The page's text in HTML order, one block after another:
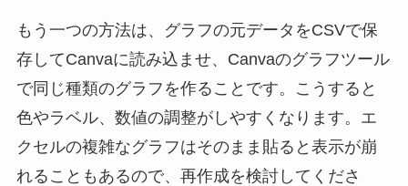
もう一つの方法は、グラフの元データをCSVで保
存してCanvaに読み込ませ、Canvaのグラフツール
で同じ種類のグラフを作ることです。こうすると
色やラベル、数値の調整がしやすくなります。エ
クセルの複雑なグラフはそのまま貼ると表示が崩
れることもあるので、再作成を検討してくださ